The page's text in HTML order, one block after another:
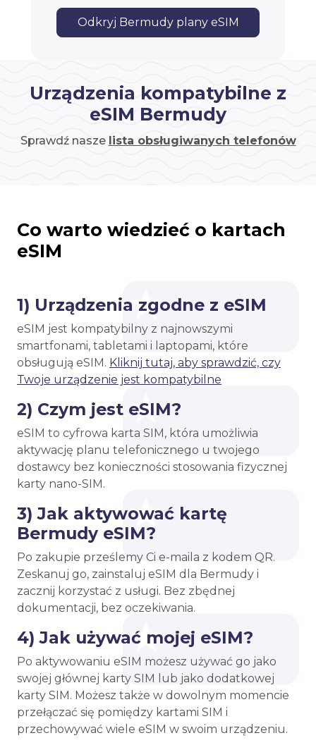
Odkryj Bermudy plany eSIM
Urządzenia kompatybilne z
eSIM Bermudy
Sprawdź nasze lista obsługiwanych telefonów
Co warto wiedzieć o kartach
eSIM
1) Urządzenia zgodne z eSIM
eSIM jest kompatybilny z najnowszymi
smartfonami, tabletami i laptopami, które
obsługują eSIM. Kliknij tutaj, aby sprawdzić, czy
Twoje urządzenie jest kompatybilne
2) Czym jest eSIM?
eSIM to cyfrowa karta SIM, która umożliwia
aktywację planu telefonicznego u twojego
dostawcy bez konieczności stosowania fizycznej
karty nano-SIM.
3) Jak aktywować kartę
Bermudy eSIM?
Po zakupie prześlemy Ci e-maila z kodem QR.
Zeskanuj go, zainstaluj eSIM dla Bermudy i
zacznij korzystać z usługi. Bez zbędnej
dokumentacji, bez oczekiwania.
4) Jak używać mojej eSIM?
Po aktywowaniu eSIM możesz używać go jako
swojej głównej karty SIM lub jako dodatkowej
karty SIM. Możesz także w dowolnym momencie
przełączać się pomiędzy kartami SIM i
przechowywać wiele eSIM w swoim urządzeniu.